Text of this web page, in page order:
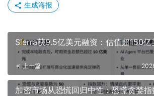
生成海报
Sierra获9.5亿美元融资：估值超150
上一篇
加密市场从恐慌回归中性：恐慌贪婪